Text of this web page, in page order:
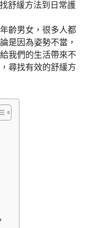
齡男女，很多人都
是因為姿勢不當，
我們的生活帶來不
尋找有效的舒緩方